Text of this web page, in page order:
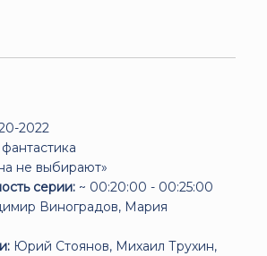
2022
не выбирают»
серии: ~ 00:20:00 - 00:25:00
Виноградов, Мария
Юрий Стоянов, Михаил Трухин,